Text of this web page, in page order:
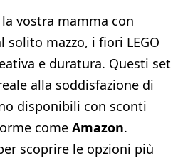
vostra mamma con
solito mazzo, i fiori LEGO
e duratura. Questi set
alla soddisfazione di
disponibili con sconti
come Amazon.
scoprire le opzioni più